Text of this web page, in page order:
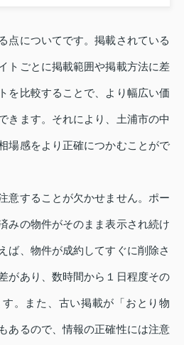
点についてです。掲載されている
トごとに掲載範囲や掲載方法に差
を比較することで、より幅広い価
きます。それにより、土浦市の中
場感をより正確につかむことがで
意することが欠かせません。ポー
みの物件がそのまま表示され続け
ば、物件が成約してすぐに削除さ
があり、数時間から１日程度その
。また、古い掲載が「おとり物
あるので、情報の正確性には注意